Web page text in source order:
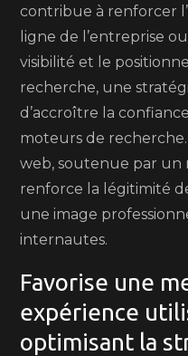
contribue à renforcer
ligne de l’entreprise
visibilité et le
recherche, une
d’accroître la
moteurs de
web, soutenue par un
renforce la légitimité
une image
internautes.
Favorise une
expérience
optimisant la